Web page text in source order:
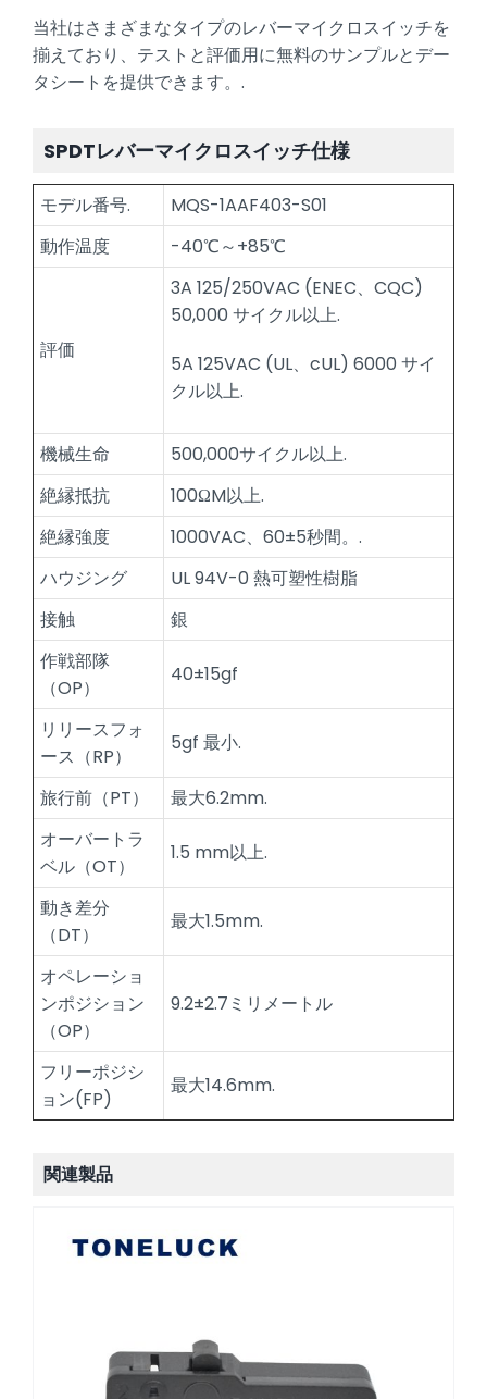
当社はさまざまなタイプのレバーマイクロスイッチを
揃えており、テストと評価用に無料のサンプルとデー
タシートを提供できます。.
SPDTレバーマイクロスイッチ仕様
モデル番号.
MQS-1AAF403-S01
動作温度
-40℃～+85℃
評価
3A 125/250VAC (ENEC、CQC)
50,000 サイクル以上.
5A 125VAC (UL、cUL) 6000 サイ
クル以上.
機械生命
500,000サイクル以上.
絶縁抵抗
100ΩM以上.
絶縁強度
1000VAC、60±5秒間。.
ハウジング
UL 94V-0 熱可塑性樹脂
接触
銀
作戦部隊
（OP）
40±15gf
リリースフォ
ース（RP）
5gf 最小.
旅行前（PT）
最大6.2mm.
オーバートラ
ベル（OT）
1.5 mm以上.
動き差分
（DT）
最大1.5mm.
オペレーショ
ンポジション
（OP）
9.2±2.7ミリメートル
フリーポジシ
ョン(FP)
最大14.6mm.
関連製品